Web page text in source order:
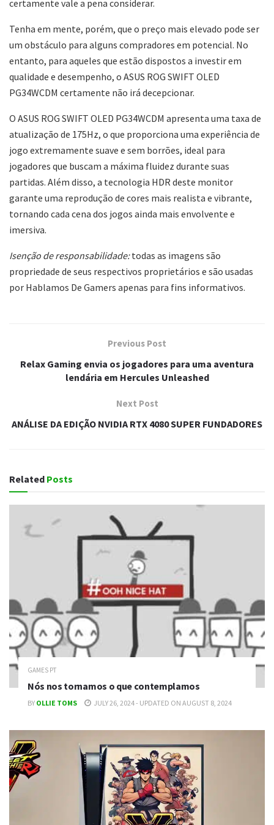
certamente vale a pena considerar.
Tenha em mente, porém, que o preço mais elevado pode ser
um obstáculo para alguns compradores em potencial. No
entanto, para aqueles que estão dispostos a investir em
qualidade e desempenho, o ASUS ROG SWIFT OLED
PG34WCDM certamente não irá decepcionar.
O ASUS ROG SWIFT OLED PG34WCDM apresenta uma taxa de
atualização de 175Hz, o que proporciona uma experiência de
jogo extremamente suave e sem borrões, ideal para
jogadores que buscam a máxima fluidez durante suas
partidas. Além disso, a tecnologia HDR deste monitor
garante uma reprodução de cores mais realista e vibrante,
tornando cada cena dos jogos ainda mais envolvente e
imersiva.
Isenção de responsabilidade:todas as imagens são
propriedade de seus respectivos proprietários e são usadas
por Hablamos De Gamers apenas para fins informativos.
Previous Post
Relax Gaming envia os jogadores para uma aventura
lendária em Hercules Unleashed
Next Post
ANÁLISE DA EDIÇÃO NVIDIA RTX 4080 SUPER FUNDADORES
Related Posts
GAMES PT
Nós nos tornamos o que contemplamos
BY OLLIE TOMS JULY 26, 2024 - UPDATED ON AUGUST 8, 2024